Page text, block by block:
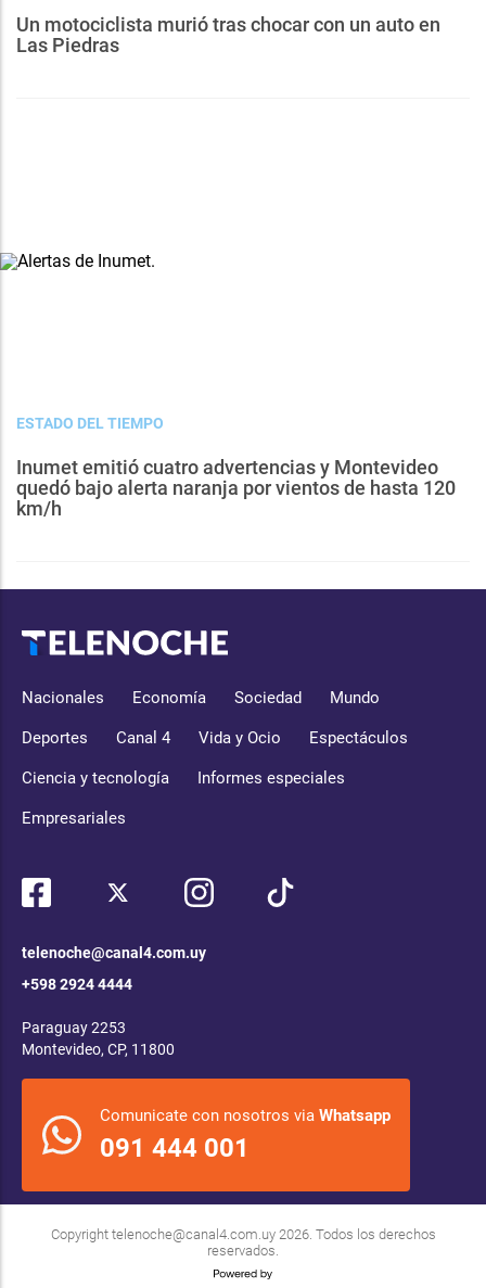
Un motociclista murió tras chocar con un auto en
Las Piedras
ESTADO DEL TIEMPO
Inumet emitió cuatro advertencias y Montevideo
quedó bajo alerta naranja por vientos de hasta 120
km/h
Nacionales Economía Sociedad Mundo
Deportes Canal 4 Vida y Ocio Espectáculos
Ciencia y tecnología Informes especiales
Empresariales
telenoche@canal4.com.uy
+598 2924 4444
Paraguay 2253
Montevideo, CP, 11800
Comunicate con nosotros via Whatsapp
091 444 001
Copyright telenoche@canal4.com.uy2026. Todos los derechos
reservados.